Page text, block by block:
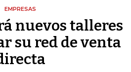
EMPRESAS
nuevos talleres
su red de venta